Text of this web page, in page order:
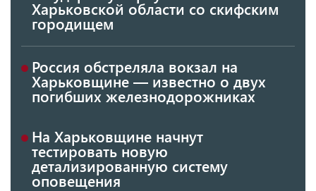
Харьковской области со скифским
городищем
Россия обстреляла вокзал на
Харьковщине — известно о двух
погибших железнодорожниках
На Харьковщине начнут
тестировать новую
детализированную систему
оповещения